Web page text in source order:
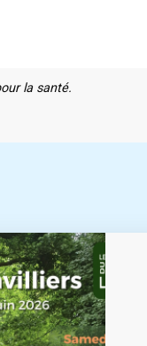
la santé.